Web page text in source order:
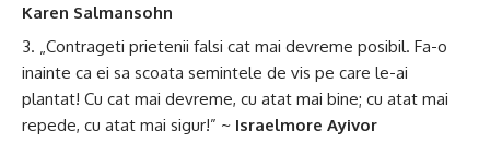
Karen Salmansohn
„Contrageti prietenii falsi cat mai devreme posibil. Fa-o
inainte ca ei sa scoata semintele de vis pe care le-ai
plantat! Cu cat mai devreme, cu atat mai bine; cu atat mai
repede, cu atat mai sigur!” ~ Israelmore Ayivor